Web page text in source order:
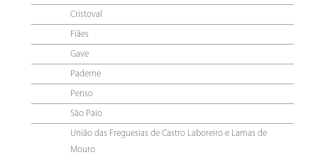
Cristoval
Fiães
Gave
Paderne
Penso
São Paio
União das Freguesias de Castro Laboreiro e Lamas de
Mouro